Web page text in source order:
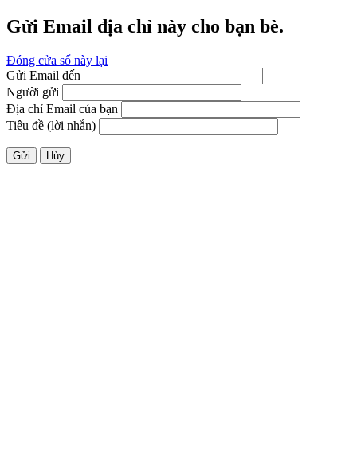
Gửi Email địa chỉ này cho bạn bè.
Đóng cửa sổ này lại
Gửi Email đến
Người gửi
Địa chỉ Email của bạn
Tiêu đề (lời nhắn)
Gửi Hủy